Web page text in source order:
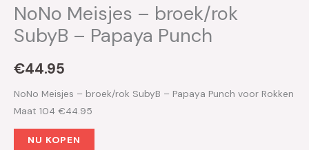
NoNo Meisjes – broek/rok
SubyB – Papaya Punch
€44.95
NoNo Meisjes – broek/rok SubyB – Papaya Punch voor Rokken
Maat 104 €44.95
NU KOPEN